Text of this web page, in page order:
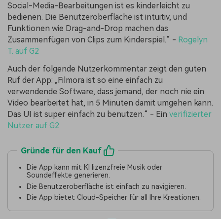
Social-Media-Bearbeitungen ist es kinderleicht zu
bedienen. Die Benutzeroberfläche ist intuitiv, und
Funktionen wie Drag-and-Drop machen das
Zusammenfügen von Clips zum Kinderspiel.“ - Rogelyn
T. auf G2
Auch der folgende Nutzerkommentar zeigt den guten
Ruf der App: „Filmora ist so eine einfach zu
verwendende Software, dass jemand, der noch nie ein
Video bearbeitet hat, in 5 Minuten damit umgehen kann.
Das UI ist super einfach zu benutzen.“ - Ein verifizierter
Nutzer auf G2
Gründe für den Kauf
Die App kann mit KI lizenzfreie Musik oder
Soundeffekte generieren.
Die Benutzeroberfläche ist einfach zu navigieren.
Die App bietet Cloud-Speicher für all Ihre Kreationen.